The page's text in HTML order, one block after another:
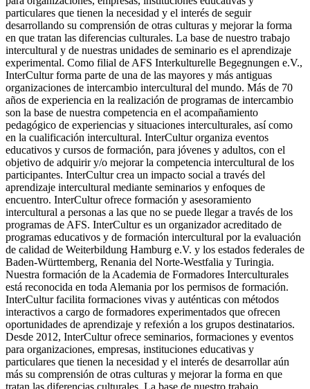
particulares que tienen la necesidad y el interés de seguir
desarrollando su comprensión de otras culturas y mejorar la forma
en que tratan las diferencias culturales. La base de nuestro trabajo
intercultural y de nuestras unidades de seminario es el aprendizaje
experimental. Como filial de AFS Interkulturelle Begegnungen e.V.,
InterCultur forma parte de una de las mayores y más antiguas
organizaciones de intercambio intercultural del mundo. Más de 70
años de experiencia en la realización de programas de intercambio
son la base de nuestra competencia en el acompañamiento
pedagógico de experiencias y situaciones interculturales, así como
en la cualificación intercultural. InterCultur organiza eventos
educativos y cursos de formación, para jóvenes y adultos, con el
objetivo de adquirir y/o mejorar la competencia intercultural de los
participantes. InterCultur crea un impacto social a través del
aprendizaje intercultural mediante seminarios y enfoques de
encuentro. InterCultur ofrece formación y asesoramiento
intercultural a personas a las que no se puede llegar a través de los
programas de AFS. InterCultur es un organizador acreditado de
programas educativos y de formación intercultural por la evaluación
de calidad de Weiterbildung Hamburg e.V. y los estados federales de
Baden-Württemberg, Renania del Norte-Westfalia y Turingia.
Nuestra formación de la Academia de Formadores Interculturales
está reconocida en toda Alemania por los permisos de formación.
InterCultur facilita formaciones vivas y auténticas con métodos
interactivos a cargo de formadores experimentados que ofrecen
oportunidades de aprendizaje y refexión a los grupos destinatarios.
Desde 2012, InterCultur ofrece seminarios, formaciones y eventos
para organizaciones, empresas, instituciones educativas y
particulares que tienen la necesidad y el interés de desarrollar aún
más su comprensión de otras culturas y mejorar la forma en que